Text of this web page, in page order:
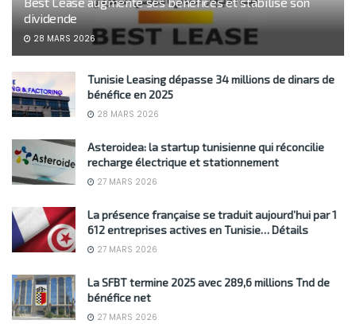
dividende
28 MARS 2026
Tunisie Leasing dépasse 34 millions de dinars de
bénéfice en 2025
28 MARS 2026
Asteroidea: la startup tunisienne qui réconcilie
recharge électrique et stationnement
27 MARS 2026
La présence française se traduit aujourd’hui par 1
612 entreprises actives en Tunisie… Détails
27 MARS 2026
La SFBT termine 2025 avec 289,6 millions Tnd de
bénéfice net
27 MARS 2026